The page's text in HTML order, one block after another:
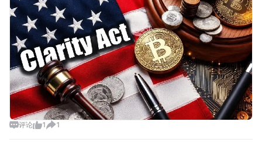
може принести більше віх, які можуть
суттєво вплинути на його траєкторію та
загальне прийняття в криптоспільноті.
Ключові моменти про Grok X, $GROK X
Платформа: Grok X працює на BNB
Smart Chain (BEP20), яке відоме своєю
масштабованістю та ефективністю. Емісія:
Загальна пропозиція обмежена 1
мільярдом токенів, з яких наразі жоден
не перебуває в обігу. Керування
спільнотою: Проект сильно залежить від
Grok X Ai офіційно запущено, головним
чином доступний для користувачів з
Premium+ підпискою на платформі X.
Цей запуск ознайомлює користувачів з
новою формою розмовного AI. На
початку 2024 року: Після початкового
запуску оголошено про бета-версію
Grok-2, що представляє дві окремі версії
AI чат-бота: Grok-2 та Grok-2 Mini,
демонструючи подальший розвиток та
розширення, орієнтоване на
користувачів. Листопад 2024: xAI
децентралізації, забезпечуючи, щоб
користувачі зберігали контроль над
своїми даними про здоров'я, одночасно
маючи можливість отримувати доступ до
різних медичних послуг. В основі
OmegaX Health лежать смарт-контракти,
які є основною функцією технології
блокчейн, для автоматизації транзакцій
та угод, пов'язаних з обміном даними
про здоров'я. Це означає, що
користувачі можуть безперешкодно
John Thune is preparing to
评论 1 1